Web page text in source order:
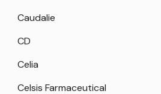
Caudalie
CD
Celia
Celsis Farmaceutical